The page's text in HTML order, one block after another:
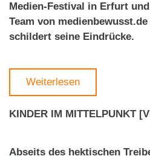
Medien-Festival in Erfurt
Team von
schildert seine Eindrücke.
Weiterlesen
KINDER IM MITTELPUNKT
Abseits des hektischen